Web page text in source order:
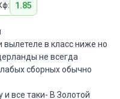
1.85
в класс ниже но
не всегда
сборных обычно
все таки- В Золотой